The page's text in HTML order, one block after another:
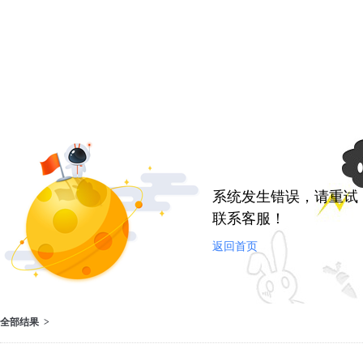
系统发生错误，请重
联系客服！
返回首页
全部结果 >